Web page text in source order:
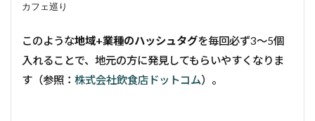
カフェ巡り
このような地域+業種のハッシュタグを毎回必ず3〜5個
入れることで、地元の方に発見してもらいやすくなりま
す（参照： 株式会社飲食店ドットコム）。